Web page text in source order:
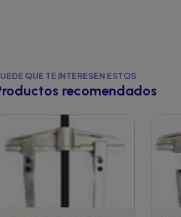
QUE TE INTERESEN ESTOS
recomendados